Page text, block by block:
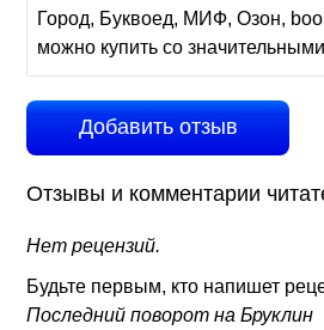
Город, Буквоед, МИФ, Озон,
можно купить со
Добавить отзыв
Отзывы и комментарии
Нет рецензий.
Будьте первым, кто напишет
Последний поворот на Бруклин